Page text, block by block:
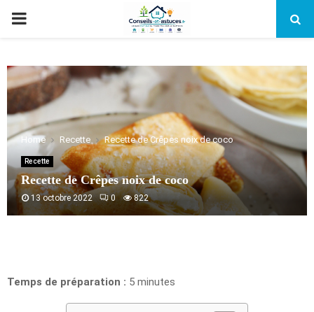
PRIMARY
Home Recette Recette de Crêpes noix de coco
Recette
Recette de Crêpes noix de coco
13 octobre 2022 0 822
Temps de préparation : 5 minutes